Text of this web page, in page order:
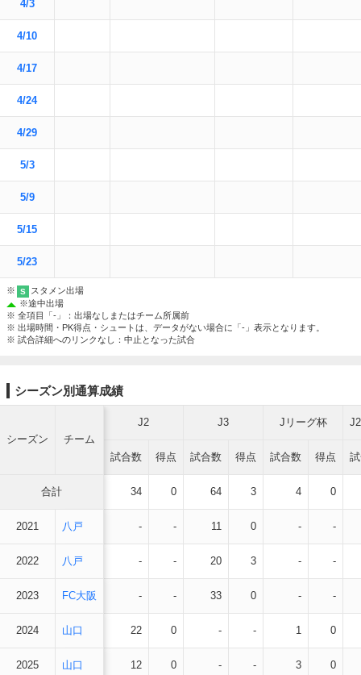
4/3
4/10
4/17
4/24
4/29
5/3
5/9
5/15
5/23
※ S
スタメン出場
※途中出場
※ 全項目「-」：出場なしまたはチーム所属前
※ 出場時間・PK得点・シュートは、データがない場合に「-」表示となります。
※ 試合詳細へのリンクなし：中止となった試合
シーズン別通算成績
シーズン チーム
J2 J3 Jリーグ杯
試合数 得点 試合数 得点 試合数 得点
合計 34 0 64 3 4 0
2021 八戸 - - 11 0 - -
2022 八戸 - - 20 3 - -
2023 FC大阪 - - 33 0 - -
2024 山口 22 0 - - 1 0
2025 山口 12 0 - - 3 0